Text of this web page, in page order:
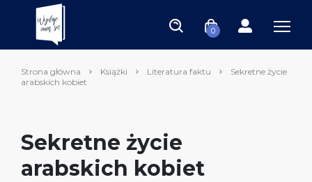
0
Strona główna Książki Literatura faktu
Sekretne życie
arabskich kobiet
Sekretne życie
arabskich kobiet